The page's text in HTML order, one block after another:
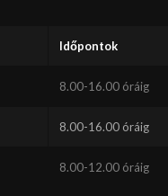
Időpontok
8.00-16.00 óráig
8.00-16.00 óráig
8.00-12.00 óráig